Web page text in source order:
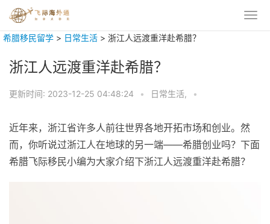
希腊移民留学 > 日常生活 > 浙江人远渡重洋赴希腊？
浙江人远渡重洋赴希腊？
更新时间: 2023-12-25 04:48:24 • 日常生活, •
近年来，浙江省许多人前往世界各地开拓市场和创业。然
而，你听说过浙江人在地球的另一端——希腊创业吗？下面
希腊飞际移民小编为大家介绍下浙江人远渡重洋赴希腊？